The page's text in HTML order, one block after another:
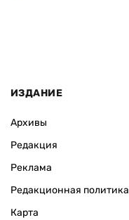
ИЗДАНИЕ
Архивы
Редакция
Реклама
Редакционная политика
Карта